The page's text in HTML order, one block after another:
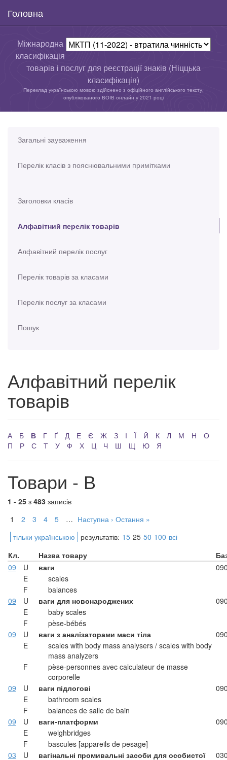
Головна
Міжнародна
класифікація
товарів і послуг для реєстрації знаків (Ніццька
класифікація)
Переклад українською мовою здійснено з офіційного англійського тексту,
опублікованого ВОІВ онлайн у 2021 році
Загальні зауваження
Перелік класів з пояснювальними примітками
Заголовки класів
Алфавітний перелік товарів
Алфавітний перелік послуг
Перелік товарів за класами
Перелік послуг за класами
Пошук
Алфавітний перелік
товарів
А Б В Г Ґ Д Е Є Ж З І Ї Й К Л М Н
О
П
Р С Т У Ф Х Ц Ч Ш Щ Ю Я
Товари - В
1 - 25 з 483 записів
1
2 3 4 5 … Наступна › Остання »
тільки українською
результатів: 15 25 50 100 всі
Кл.
Назва товару
09
U ваги
E
scales
F
balances
09
U ваги для новонароджених
E
baby scales
F
pèse-bébés
09
U ваги з аналізаторами маси тіла
E
scales with body mass analysers / scales with body
mass analyzers
F
pèse-personnes avec calculateur de masse
corporelle
09
U ваги підлогові
E
bathroom scales
F
balances de salle de bain
09
U ваги-платформи
E
weighbridges
F
bascules [appareils de pesage]
03
U
вагінальні промивальні засоби для особистої